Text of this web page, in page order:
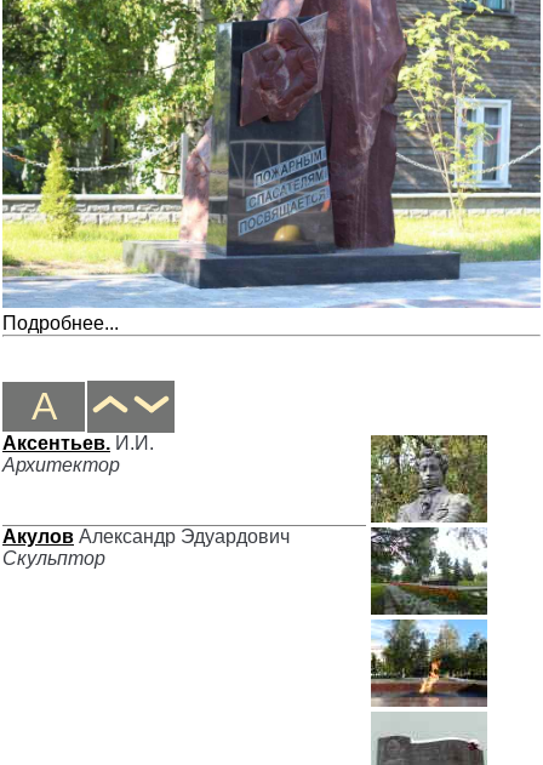
Подробнее...
А
Аксентьев. И.И.
Архитектор
Акулов Александр Эдуардович
Скульптор